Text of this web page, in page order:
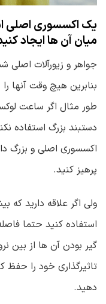
یک اکسسوری اصلی
میان آن ها ایجاد
جواهر و زیورآلات اصلی
بنابرین هیچ وقت آنها
طور مثال اگر ساعت
دستبند بزرگ استفاده
اکسسوری اصلی و بزرگ
پرهیز کنید.
ولی اگر علاقه دارید
استفاده کنید حتما
گیر بودن آن ها از بین
تاثیرگذاری خود را حفظ
دهید.